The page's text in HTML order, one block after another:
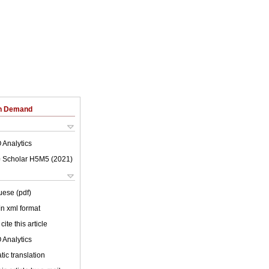
Demand
Analytics
Scholar H5M5 (2021 )
(pdf)
xml format
this article
Analytics
translation